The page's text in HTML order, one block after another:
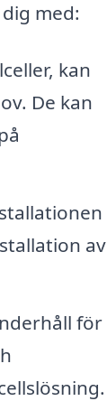
med:
kan
De kan
av
för